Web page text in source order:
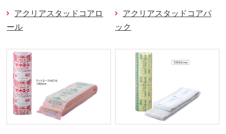
アクリアスタッドコアロ
ール
アクリアスタッドコアパ
ック